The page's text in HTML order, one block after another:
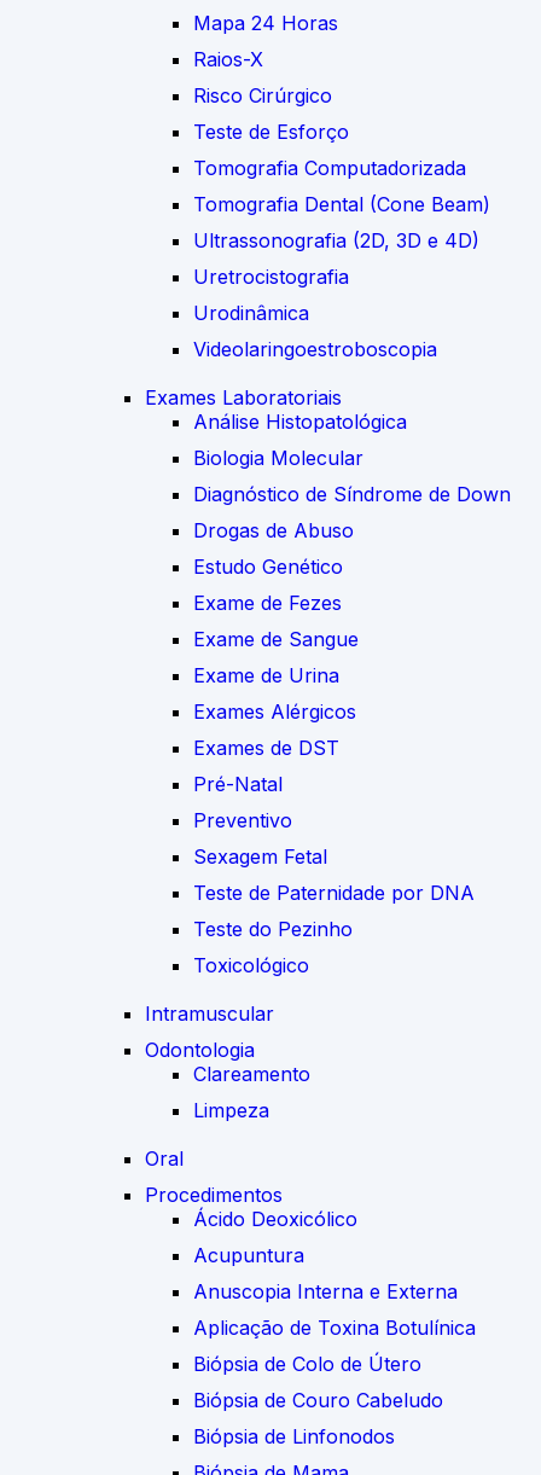
Mapa 24 Horas
Raios-X
Risco Cirúrgico
Teste de Esforço
Tomografia Computadorizada
Tomografia Dental (Cone Beam)
Ultrassonografia (2D, 3D e 4D)
Uretrocistografia
Urodinâmica
Videolaringoestroboscopia
Exames Laboratoriais
Análise Histopatológica
Biologia Molecular
Diagnóstico de Síndrome de Down
Drogas de Abuso
Estudo Genético
Exame de Fezes
Exame de Sangue
Exame de Urina
Exames Alérgicos
Exames de DST
Pré-Natal
Preventivo
Sexagem Fetal
Teste de Paternidade por DNA
Teste do Pezinho
Toxicológico
Intramuscular
Odontologia
Clareamento
Limpeza
Oral
Procedimentos
Ácido Deoxicólico
Acupuntura
Anuscopia Interna e Externa
Aplicação de Toxina Botulínica
Biópsia de Colo de Útero
Biópsia de Couro Cabeludo
Biópsia de Linfonodos